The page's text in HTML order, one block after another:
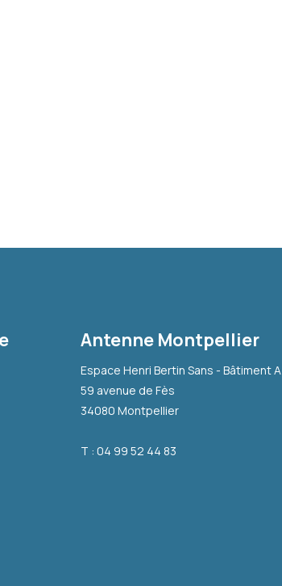
Antenne Montpellier
Espace Henri Bertin Sans - Bâtiment A
59 avenue de Fès
34080 Montpellier
T : 04 99 52 44 83